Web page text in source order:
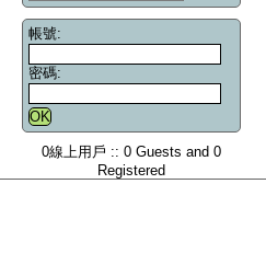
帳號:
密碼:
0線上用戶 :: 0 Guests and 0
Registered